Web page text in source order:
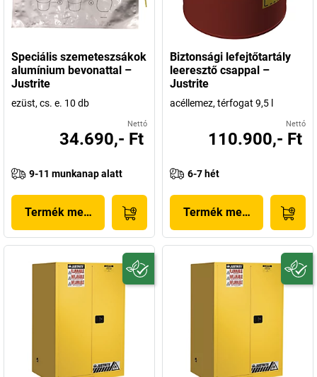
Speciális szemeteszsákok
alumínium bevonattal –
Justrite
ezüst, cs. e. 10 db
Nettó
34.690,- Ft
9-11 munkanap alatt
Termék megjelenítése
Biztonsági lefejtőtartály
leeresztő csappal –
Justrite
acéllemez, térfogat 9,5 l
Nettó
110.900,- Ft
6-7 hét
Termék megjelenítése